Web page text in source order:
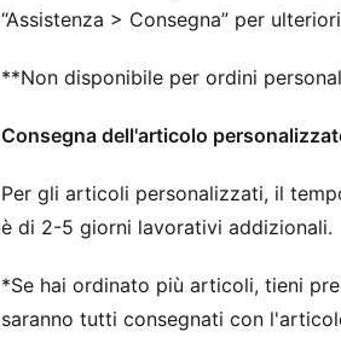
“Assistenza > Consegna” per
**Non disponibile per ordini
Consegna dell'articolo
Per gli articoli personalizzati, il
è di 2-5 giorni lavorativi addizionali.
*Se hai ordinato più articoli, tieni
saranno tutti consegnati con